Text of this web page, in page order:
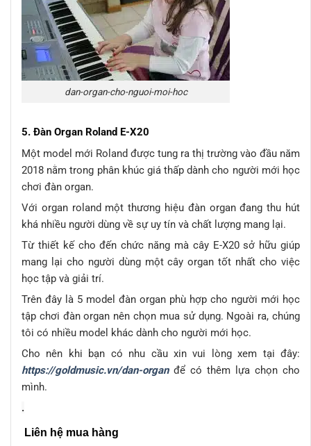
dan-organ-cho-nguoi-moi-hoc
5. Đàn Organ Roland E-X20
Một model mới Roland được tung ra thị trường vào đầu năm
2018 nằm trong phân khúc giá thấp dành cho người mới học
chơi đàn organ.
Với organ roland một thương hiệu đàn organ đang thu hút
khá nhiều người dùng về sự uy tín và chất lượng mang lại.
Từ thiết kế cho đến chức năng mà cây E-X20 sở hữu giúp
mang lại cho người dùng một cây organ tốt nhất cho việc
học tập và giải trí.
Trên đây là 5 model đàn organ phù hợp cho người mới học
tập chơi đàn organ nên chọn mua sử dụng. Ngoài ra, chúng
tôi có nhiều model khác dành cho người mới học.
Cho nên khi bạn có nhu cầu xin vui lòng xem tại đây:
https://goldmusic.vn/dan-organđể có thêm lựa chọn cho
mình.
.
Liên hệ mua hàng